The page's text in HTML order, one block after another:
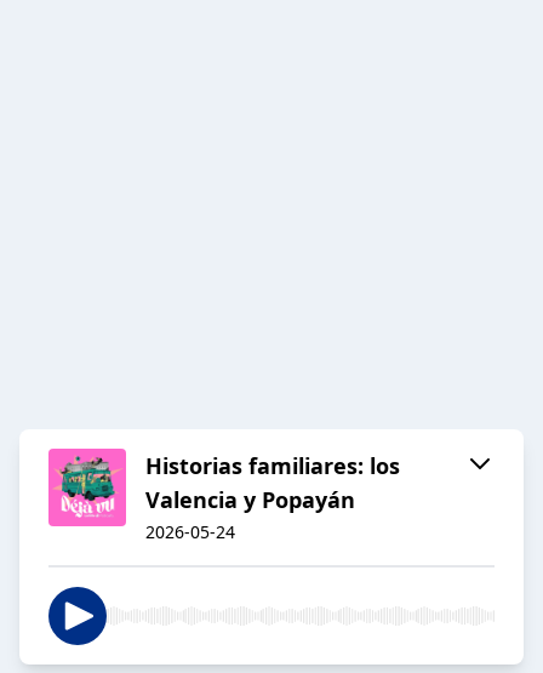
Historias familiares: los
Valencia y Popayán
2026-05-24